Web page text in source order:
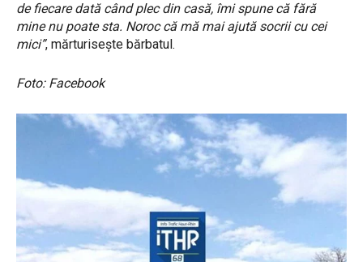
de fiecare dată când plec din casă, îmi spune că fără
mine nu poate sta. Noroc că mă mai ajută socrii cu cei
mici”, mărturisește bărbatul.
Foto: Facebook